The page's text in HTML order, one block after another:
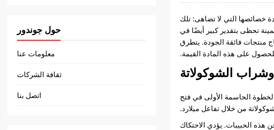
خصائصها التي لا تضاهى: تلك
تحظى بتقدير كبير أيضًا في
منتجات فائقة الجودة. يتطرق
على هذه المادة القيمة.
الشوكولاتة
الخطوة الحاسمة الأولى في فتح
من خلال تفاعل ميلارد.
هذه الحبيبات. يؤدي الاحتكاك
حول جوندور
معلومات عنا
ثقافة الشركات
اتصل بنا